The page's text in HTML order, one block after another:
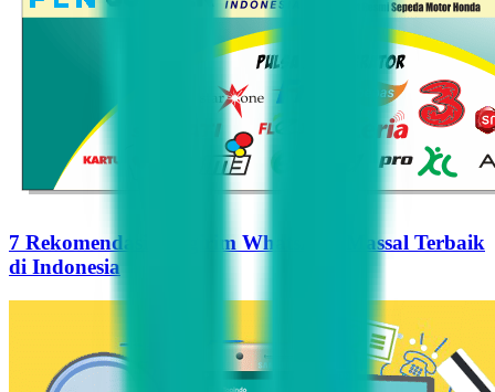
7 Rekomendasi Pengirim WhatsApp Massal Terbaik
di Indonesia